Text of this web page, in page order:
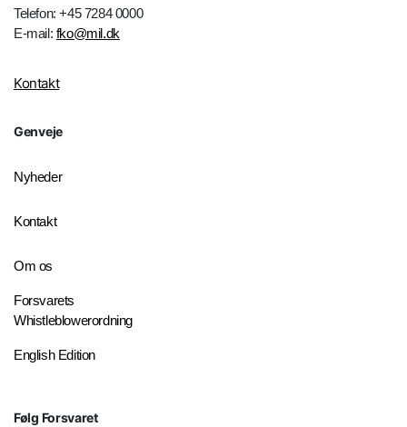
Telefon: +45 7284 0000
E-mail: fko@mil.dk
Kontakt
Genveje
Nyheder
Kontakt
Om os
Forsvarets
Whistleblowerordning
English Edition
Følg Forsvaret